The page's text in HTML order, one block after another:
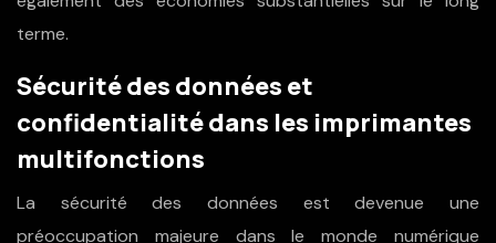
terme.
Sécurité des données et
confidentialité dans les imprimantes
multifonctions
La sécurité des données est devenue une
préoccupation majeure dans le monde numérique